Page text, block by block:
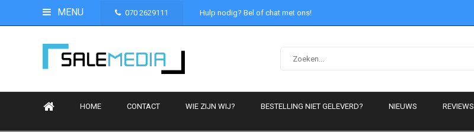
MENU 070 2629111 Hulp nodig? Bel of chat met ons!
HOME CONTACT WIE ZIJN WIJ? BESTELLING NIET GELEVERD? NIEUWS REVIEWS